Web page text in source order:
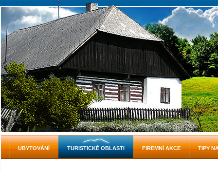
UBYTOVÁNÍ TURISTICKÉ OBLASTI FIREMNÍ AKCE TIPY